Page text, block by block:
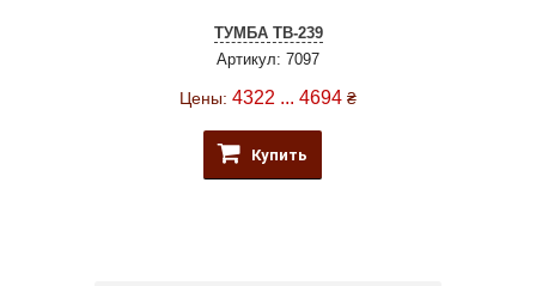
ТУМБА ТВ-239
Артикул: 7097
Цены: 4322 ... 4694 ₴
Купить